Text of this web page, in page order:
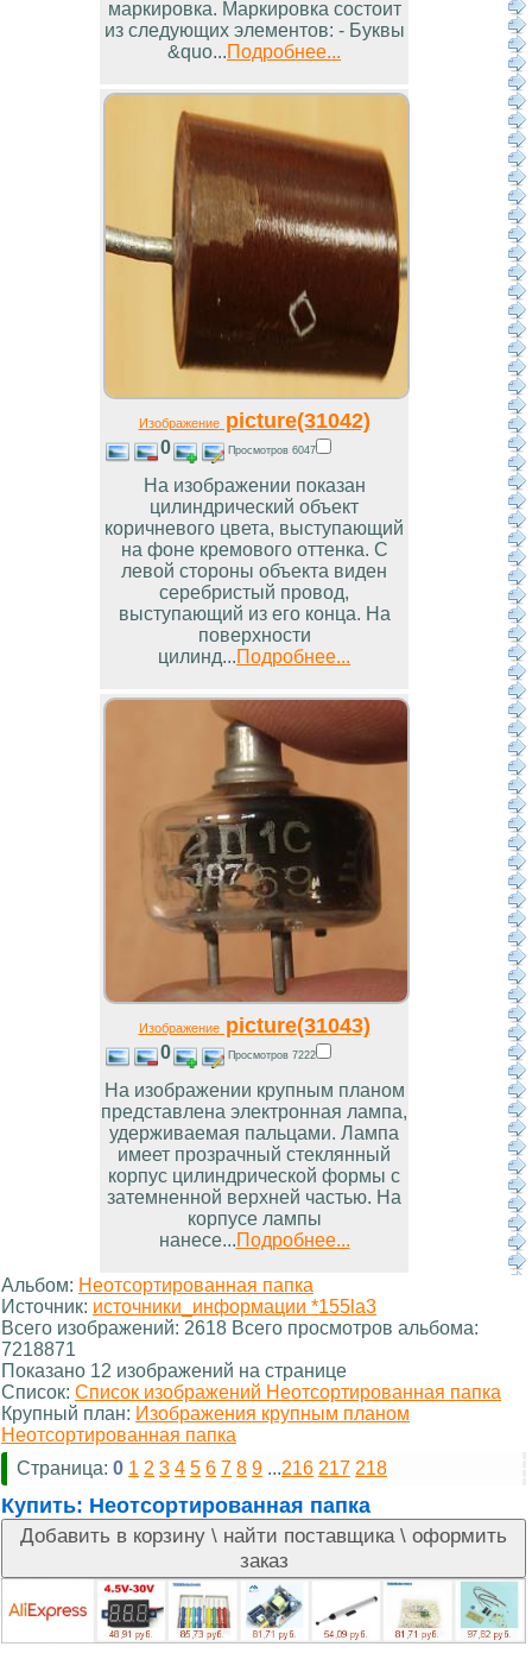
маркировка. Маркировка состоит
из следующих элементов: - Буквы
&quo...Подробнее...
Изображениеpicture(31042)
0 Просмотров 6047
На изображении показан
цилиндрический объект
коричневого цвета, выступающий
на фоне кремового оттенка. С
левой стороны объекта виден
серебристый провод,
выступающий из его конца. На
поверхности
цилинд...Подробнее...
Изображениеpicture(31043)
0 Просмотров 7222
На изображении крупным планом
представлена электронная лампа,
удерживаемая пальцами. Лампа
имеет прозрачный стеклянный
корпус цилиндрической формы с
затемненной верхней частью. На
корпусе лампы
нанесе...Подробнее...
Альбом: Неотсортированная папка
Источник: источники_информации *155la3
Всего изображений: 2618 Всего просмотров альбома:
7218871
Показано 12 изображений на странице
Список: Список изображений Неотсортированная папка
Крупный план: Изображения крупным планом
Неотсортированная папка
Страница: 0 1 2 3 4 5 6 7 8 9 ...216 217 218
Купить: Неотсортированная папка